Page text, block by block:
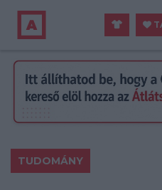
TUDOMÁNY